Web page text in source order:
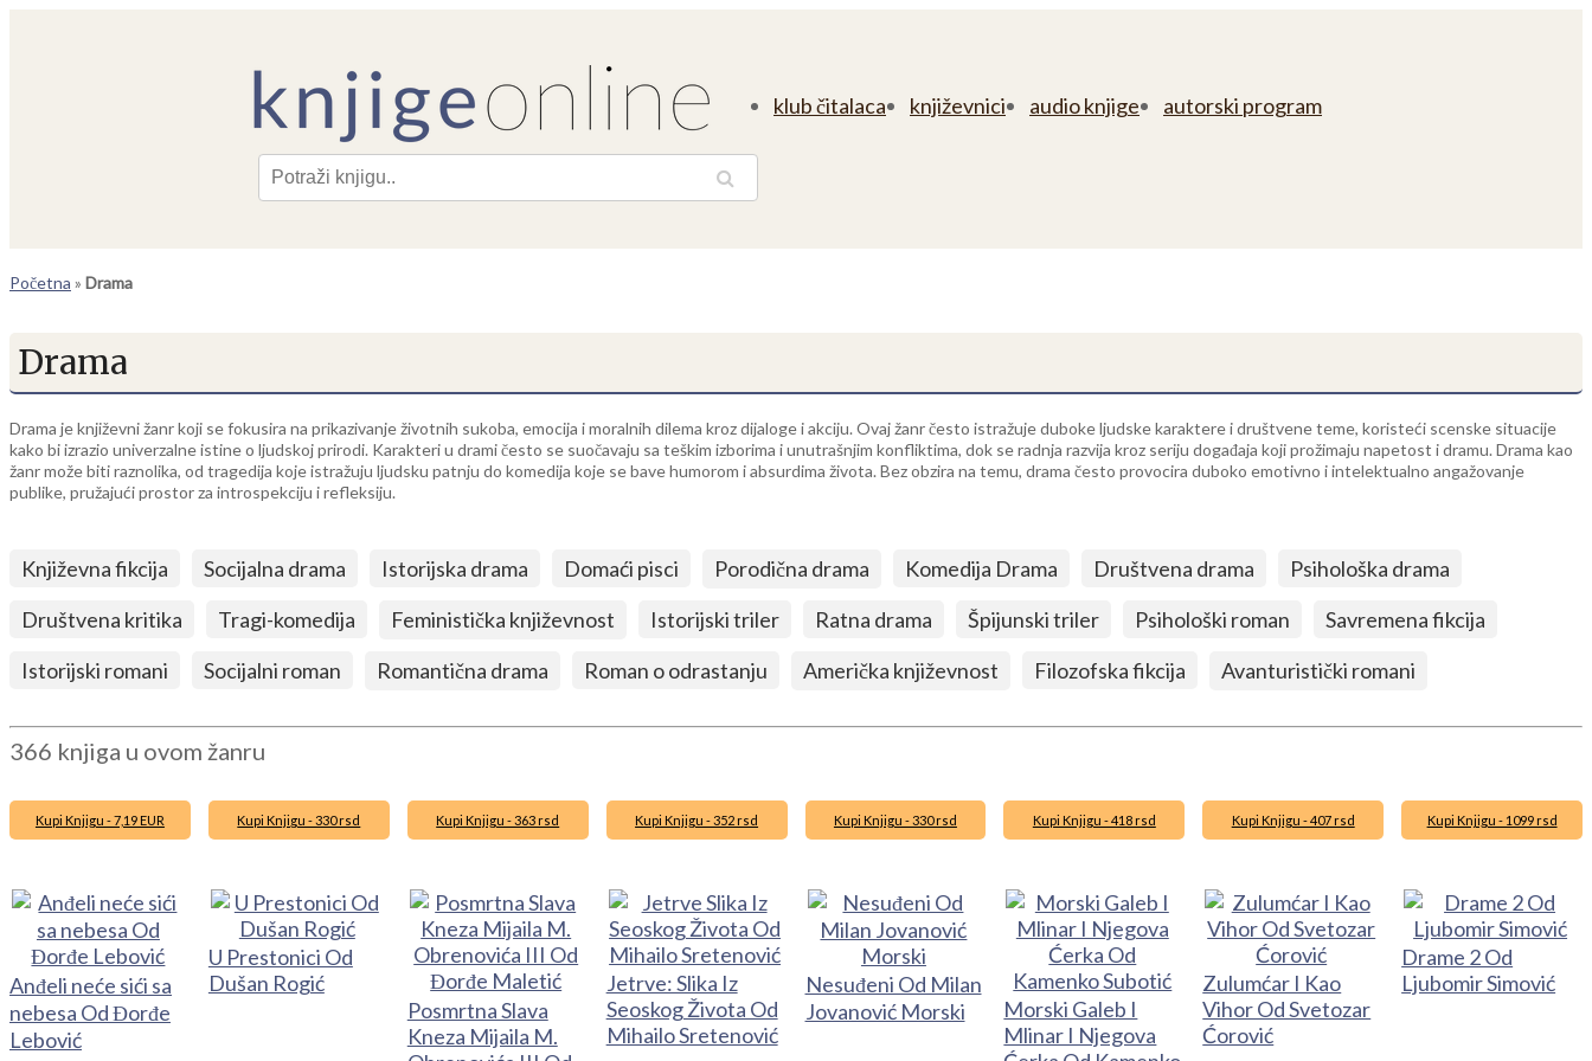
klub čitalaca književnici audio knjige autorski program
Početna » Drama
Drama
Drama je književni žanr koji se fokusira na prikazivanje životnih sukoba, emocija i moralnih dilema kroz dijaloge i akciju. Ovaj žanr često istražuje duboke ljudske karaktere i društvene teme, koristeći scenske situacije
kako bi izrazio univerzalne istine o ljudskoj prirodi. Karakteri u drami često se suočavaju sa teškim izborima i unutrašnjim konfliktima, dok se radnja razvija kroz seriju događaja koji prožimaju napetost i dramu. Drama kao
žanr može biti raznolika, od tragedija koje istražuju ljudsku patnju do komedija koje se bave humorom i absurdima života. Bez obzira na temu, drama često provocira duboko emotivno i intelektualno angažovanje
publike, pružajući prostor za introspekciju i refleksiju.
Književna fikcija Socijalna drama Istorijska drama Domaći pisci Porodična drama Komedija Drama Društvena drama
Psihološka drama
Društvena kritika
Tragi-komedija Feministička književnost Istorijski triler Ratna drama Špijunski triler Psihološki roman
Savremena fikcija
Istorijski romani
Socijalni roman Romantična drama Roman o odrastanju Američka književnost Filozofska fikcija Avanturistički romani
366 knjiga u ovom žanru
Kupi Knjigu - 7,19 EUR
Anđeli neće sići sa
nebesa Od Đorđe
Lebović
Kupi Knjigu - 330 rsd
U Prestonici Od
Dušan Rogić
Kupi Knjigu - 363 rsd
Posmrtna Slava
Kneza Mijaila M.
Kupi Knjigu - 352 rsd
Jetrve: Slika Iz
Seoskog Života Od
Mihailo Sretenović
Kupi Knjigu - 330 rsd
Nesuđeni Od Milan
Jovanović Morski
Kupi Knjigu - 418 rsd
Morski Galeb I
Mlinar I Njegova
Kupi Knjigu - 407 rsd
Zulumćar I Kao
Vihor Od Svetozar
Ćorović
Kupi Knjigu - 1099 rsd
Drame 2 Od
Ljubomir Simović